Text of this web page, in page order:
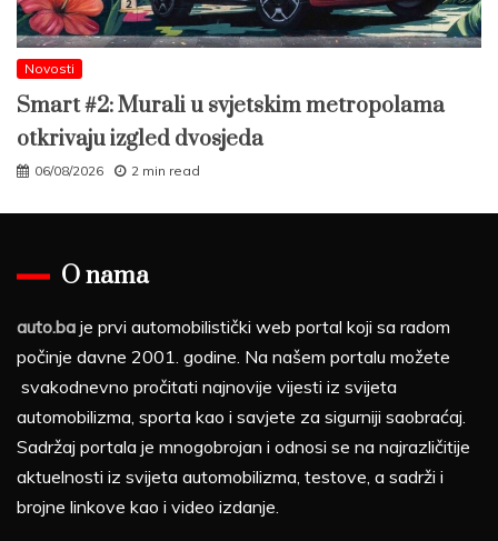
Novosti
Smart #2: Murali u svjetskim metropolama
otkrivaju izgled dvosjeda
06/08/2026 2 min read
O nama
auto.ba je prvi automobilistički web portal koji sa radom
počinje davne 2001. godine. Na našem portalu možete
svakodnevno pročitati najnovije vijesti iz svijeta
automobilizma, sporta kao i savjete za sigurniji saobraćaj.
Sadržaj portala je mnogobrojan i odnosi se na najrazličitije
aktuelnosti iz svijeta automobilizma, testove, a sadrži i
brojne linkove kao i video izdanje.